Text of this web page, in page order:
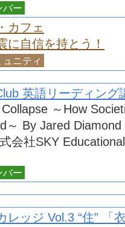
バー
カフェ
に自信を持とう！
ュニティ
英語リーディング
～How
～ By Jared Diamond
会社SKY
バー
レッジ Vol.3 “住” 「